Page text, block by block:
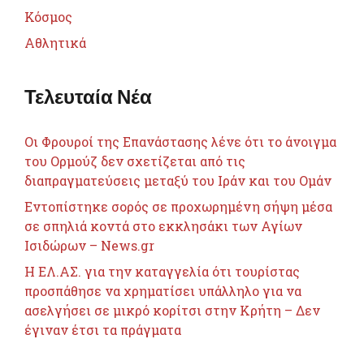
Κόσμος
Αθλητικά
Τελευταία Νέα
Οι Φρουροί της Επανάστασης λένε ότι το άνοιγμα
του Ορμούζ δεν σχετίζεται από τις
διαπραγματεύσεις μεταξύ του Ιράν και του Ομάν
Εντοπίστηκε σορός σε προχωρημένη σήψη μέσα
σε σπηλιά κοντά στο εκκλησάκι των Αγίων
Ισιδώρων – News.gr
Η ΕΛ.ΑΣ. για την καταγγελία ότι τουρίστας
προσπάθησε να χρηματίσει υπάλληλο για να
ασελγήσει σε μικρό κορίτσι στην Κρήτη – Δεν
έγιναν έτσι τα πράγματα